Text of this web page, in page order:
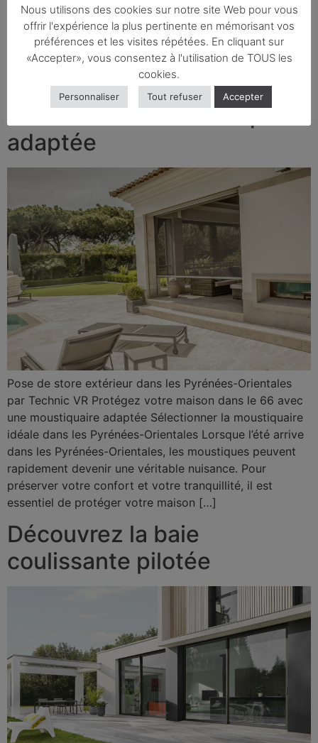
la baie vitrée idéale dans les Pyrénées-Orientales, il est
essentiel de considérer plusieurs aspects. Tout d’abord,
l’orientation de votre maison joue un rôle crucial dans le
choix du type de baie vitrée, car […]
Protégez votre maison dans
le 66 avec une moustiquaire
adaptée
Pose de store extérieur dans les Pyrénées-Orientales
par Technic VR Protégez votre maison dans le 66 avec
une moustiquaire adaptée Sélectionner la moustiquaire
idéale dans les Pyrénées-Orientales Lorsque l’été arrive
dans les Pyrénées-Orientales, les moustiques peuvent
rapidement devenir une véritable nuisance. Pour
préserver votre confort et votre tranquillité, il est
essentiel de protéger votre maison […]
Découvrez la baie
coulissante pilotée
Nous utilisons des cookies sur notre site Web pour vous
offrir l'expérience la plus pertinente en mémorisant vos
préférences et les visites répétées. En cliquant sur
«Accepter», vous consentez à l'utilisation de TOUS les
cookies.
Personnaliser Tout refuser Accepter